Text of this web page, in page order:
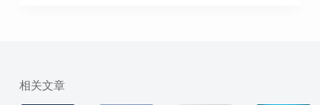
相关文章